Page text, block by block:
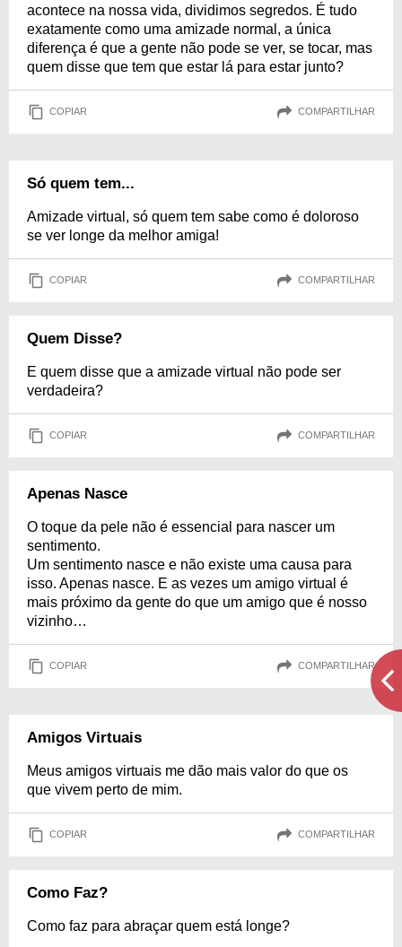
acontece na nossa vida, dividimos segredos. É tudo
exatamente como uma amizade normal, a única
diferença é que a gente não pode se ver, se tocar, mas
quem disse que tem que estar lá para estar junto?
COPIAR COMPARTILHAR
Só quem tem...
Amizade virtual, só quem tem sabe como é doloroso
se ver longe da melhor amiga!
COPIAR COMPARTILHAR
Quem Disse?
E quem disse que a amizade virtual não pode ser
verdadeira?
COPIAR COMPARTILHAR
Apenas Nasce
O toque da pele não é essencial para nascer um
sentimento.
Um sentimento nasce e não existe uma causa para
isso. Apenas nasce. E as vezes um amigo virtual é
mais próximo da gente do que um amigo que é nosso
vizinho…
COPIAR COMPARTILHAR
Amigos Virtuais
Meus amigos virtuais me dão mais valor do que os
que vivem perto de mim.
COPIAR COMPARTILHAR
Como Faz?
Como faz para abraçar quem está longe?